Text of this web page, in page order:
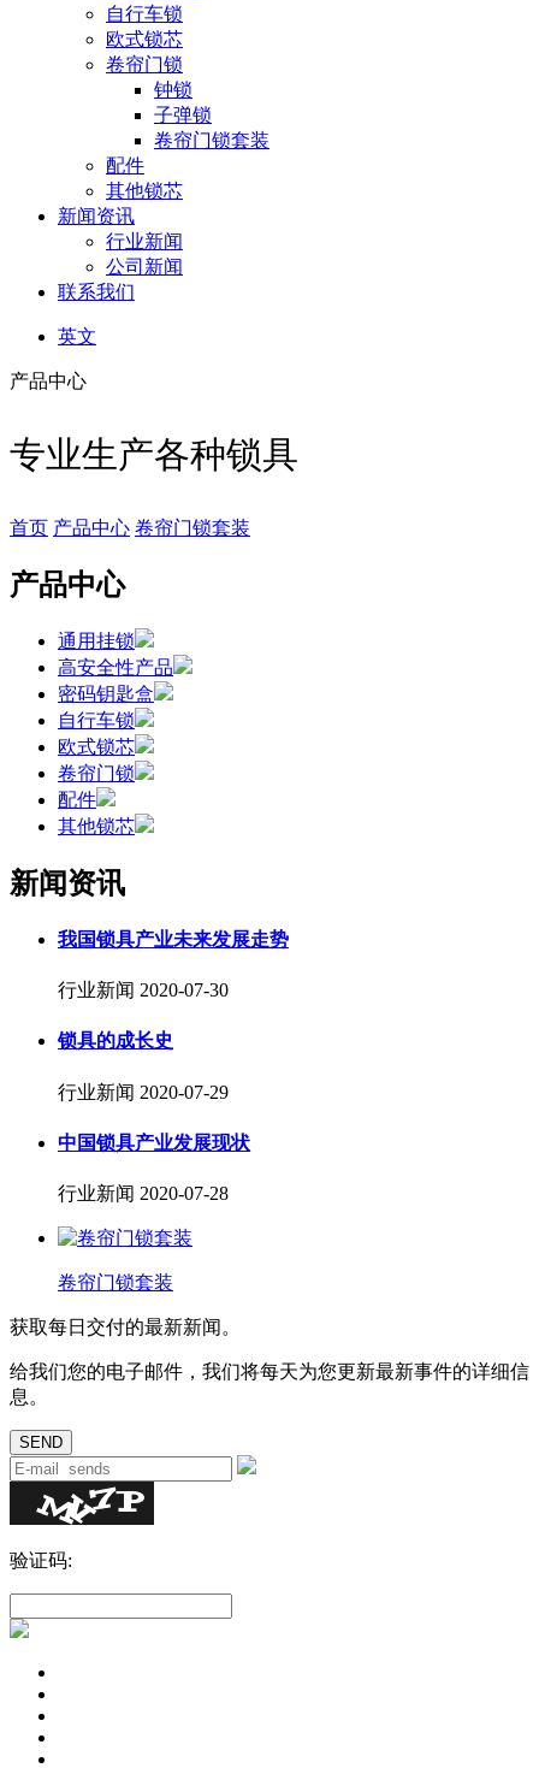
自行车锁
欧式锁芯
卷帘门锁
钟锁
子弹锁
卷帘门锁套装
配件
其他锁芯
新闻资讯
行业新闻
公司新闻
联系我们
英文
产品中心
专业生产各种锁具
首页 产品中心 卷帘门锁套装
产品中心
通用挂锁
高安全性产品
密码钥匙盒
自行车锁
欧式锁芯
卷帘门锁
配件
其他锁芯
新闻资讯
我国锁具产业未来发展走势
行业新闻 2020-07-30
锁具的成长史
行业新闻 2020-07-29
中国锁具产业发展现状
行业新闻 2020-07-28
卷帘门锁套装
获取每日交付的最新新闻。
给我们您的电子邮件，我们将每天为您更新最新事件的详细信
息。
验证码: